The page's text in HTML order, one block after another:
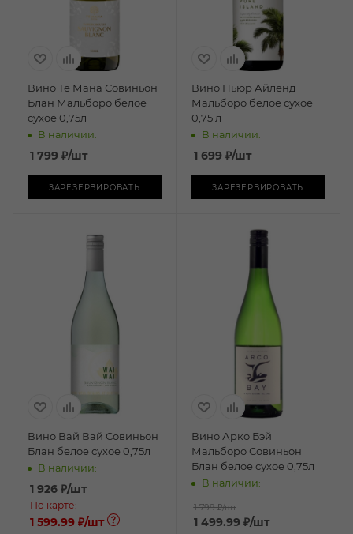
Вино Те Мана Совиньон
Блан Мальборо белое
сухое 0,75л
В наличии:
1 799 ₽/шт
ЗАРЕЗЕРВИРОВАТЬ
Вино Пьюр Айленд
Мальборо белое сухое
0,75 л
В наличии:
1 699₽/шт
ЗАРЕЗЕРВИРОВАТЬ
Вино Вай Вай Совиньон
Блан белое сухое 0,75л
В наличии:
1 926 ₽/шт
По карте:
1 599.99 ₽/шт
Вино Арко Бэй
Мальборо Совиньон
Блан белое сухое 0,75л
В наличии:
1 799 ₽/шт
1 499.99₽/шт